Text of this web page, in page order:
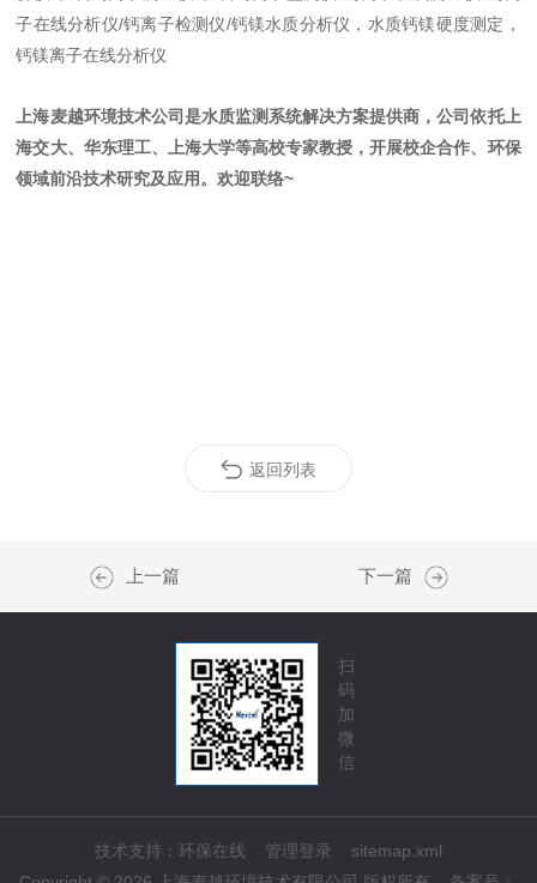
子在线分析仪/钙离子检测仪/钙镁水质分析仪，水质钙镁硬度测定，
钙镁离子在线分析仪
上海麦越环境技术公司是水质监测系统解决方案提供商，公司依托上
海交大、华东理工、上海大学等高校专家教授，开展校企合作、环保
领域前沿技术研究及应用。欢迎联络~
返回列表
上一篇 下一篇
扫
码
加
微
信
技术支持： 环保在线 管理登录
sitemap.xml